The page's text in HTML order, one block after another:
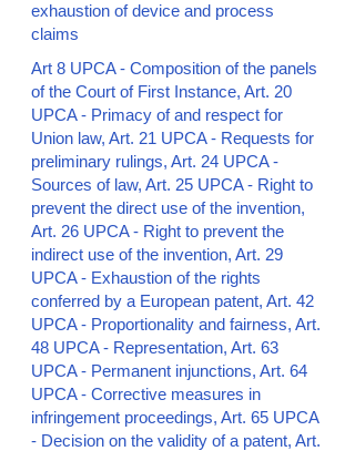
exhaustion of device and process
claims
Art 8 UPCA - Composition of the panels
of the Court of First Instance, Art. 20
UPCA - Primacy of and respect for
Union law, Art. 21 UPCA - Requests for
preliminary rulings, Art. 24 UPCA -
Sources of law, Art. 25 UPCA - Right to
prevent the direct use of the invention,
Art. 26 UPCA - Right to prevent the
indirect use of the invention, Art. 29
UPCA - Exhaustion of the rights
conferred by a European patent, Art. 42
UPCA - Proportionality and fairness, Art.
48 UPCA - Representation, Art. 63
UPCA - Permanent injunctions, Art. 64
UPCA - Corrective measures in
infringement proceedings, Art. 65 UPCA
- Decision on the validity of a patent, Art.